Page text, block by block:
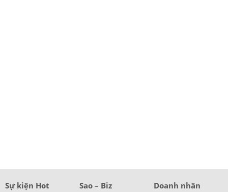
Sự kiện Hot Sao – Biz
Doanh nhân